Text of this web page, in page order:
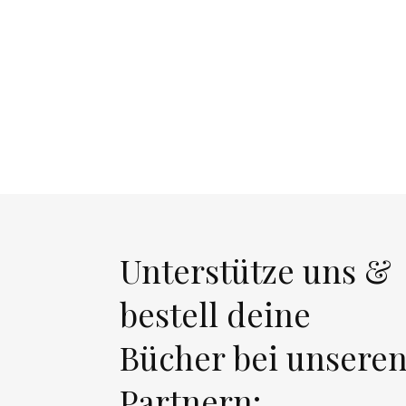
Unterstütze uns &
bestell deine
Bücher bei